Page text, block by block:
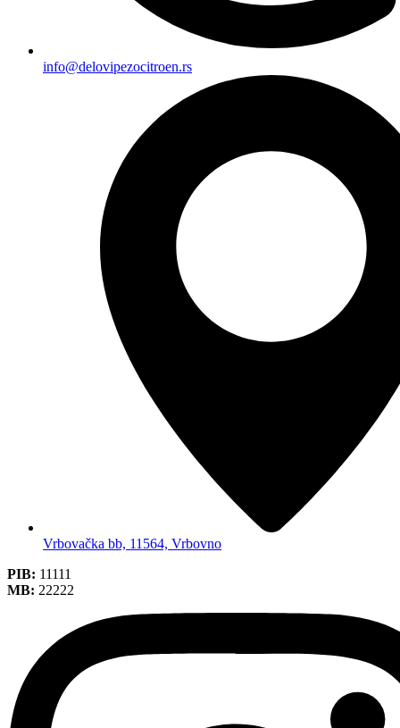
info@delovipezocitroen.rs
Vrbovačka bb, 11564, Vrbovno
PIB: 11111
MB: 22222